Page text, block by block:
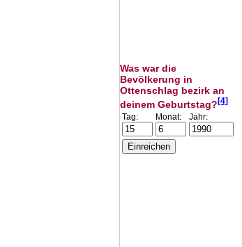
Was war die
Bevölkerung in
Ottenschlag bezirk an
deinem Geburtstag?[4]
Tag: Monat: Jahr: